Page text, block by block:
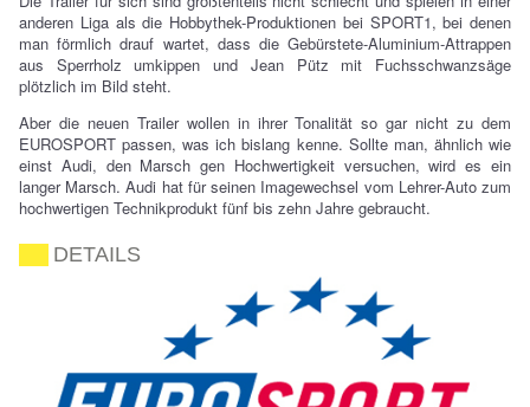
anderen Liga als die Hobbythek-Produktionen bei SPORT1, bei denen
man förmlich drauf wartet, dass die Gebürstete-Aluminium-Attrappen
aus Sperrholz umkippen und Jean Pütz mit Fuchsschwanzsäge
plötzlich im Bild steht.
Aber die neuen Trailer wollen in ihrer Tonalität so gar nicht zu dem
EUROSPORT passen, was ich bislang kenne. Sollte man, ähnlich wie
einst Audi, den Marsch gen Hochwertigkeit versuchen, wird es ein
langer Marsch. Audi hat für seinen Imagewechsel vom Lehrer-Auto zum
hochwertigen Technikprodukt fünf bis zehn Jahre gebraucht.
DETAILS